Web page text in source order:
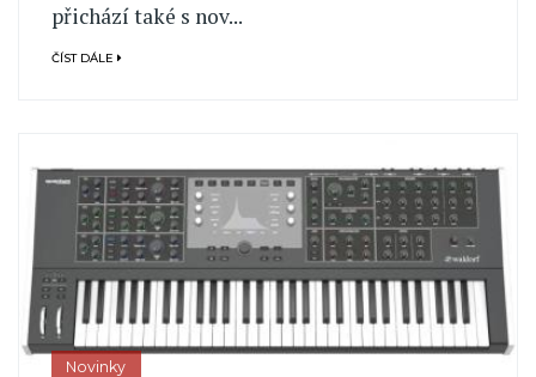
přichází také s nov...
ČÍST DÁLE
Novinky